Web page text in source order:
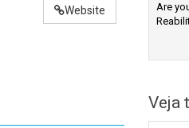
Website
Are
Veja